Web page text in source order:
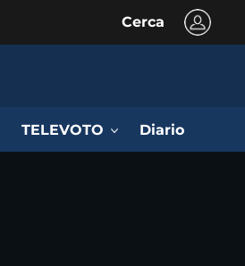
Cerca
TELEVOTO Diario